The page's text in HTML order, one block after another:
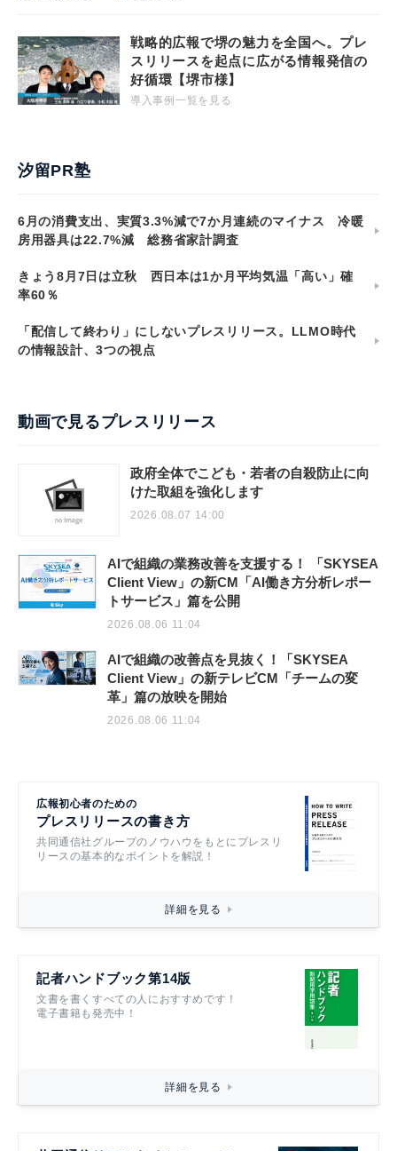
戦略的広報で堺の魅力を全国へ。プレ
スリリースを起点に広がる情報発信の
好循環【堺市様】
導入事例一覧を見る
汐留PR塾
6月の消費支出、実質3.3%減で7か月連続のマイナス 冷暖
房用器具は22.7%減 総務省家計調査
きょう8月7日は立秋 西日本は1か月平均気温「高い」確
率60％
「配信して終わり」にしないプレスリリース。LLMO時代
の情報設計、3つの視点
動画で見るプレスリリース
政府全体でこども・若者の自殺防止に向
けた取組を強化します
2026.08.07 14:00
AIで組織の業務改善を支援する！ 「SKYSEA
Client View」の新CM「AI働き方分析レポー
トサービス」篇を公開
2026.08.06 11:04
AIで組織の改善点を見抜く！「SKYSEA
Client View」の新テレビCM「チームの変
革」篇の放映を開始
2026.08.06 11:04
広報初心者のための
プレスリリースの書き方
共同通信社グループのノウハウをもとにプレスリ
リースの基本的なポイントを解説！
詳細を見る
記者ハンドブック第14版
文書を書くすべての人におすすめです！
電子書籍も発売中！
詳細を見る